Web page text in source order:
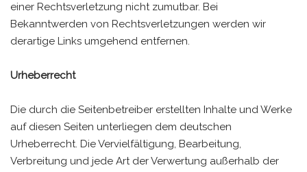
einer Rechtsverletzung nicht zumutbar. Bei
Bekanntwerden von Rechtsverletzungen werden wir
derartige Links umgehend entfernen.
Urheberrecht
Die durch die Seitenbetreiber erstellten Inhalte und Werke
auf diesen Seiten unterliegen dem deutschen
Urheberrecht. Die Vervielfältigung, Bearbeitung,
Verbreitung und jede Art der Verwertung außerhalb der